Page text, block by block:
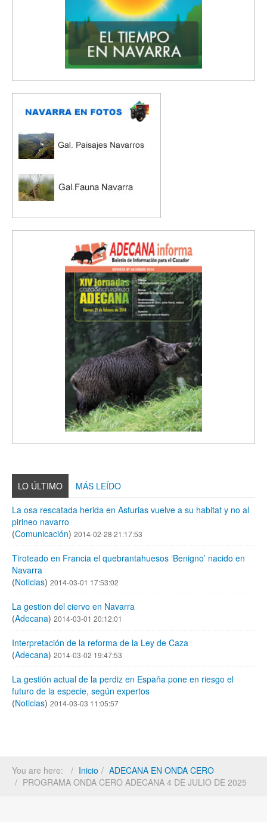
LO ÚLTIMO
MÁS LEÍDO
La osa rescatada herida en Asturias vuelve a su habitat y no al
pirineo navarro
(Comunicación) 2014-02-28 21:17:53
Tiroteado en Francia el quebrantahuesos ‘Benigno’ nacido en
Navarra
(Noticias) 2014-03-01 17:53:02
La gestion del ciervo en Navarra
(Adecana) 2014-03-01 20:12:01
Interpretación de la reforma de la Ley de Caza
(Adecana) 2014-03-02 19:47:53
La gestión actual de la perdiz en España pone en riesgo el
futuro de la especie, según expertos
(Noticias) 2014-03-03 11:05:57
You are here: Inicio
ADECANA EN ONDA CERO
PROGRAMA ONDA CERO ADECANA 4 DE JULIO DE 2025